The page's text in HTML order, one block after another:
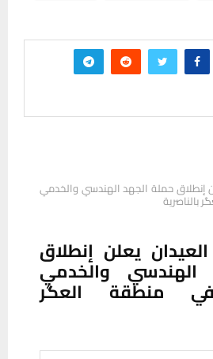
إنطلاق حملة الجهد الهندسي والخدمي
بالناصرية
العيدان يعلن إنطلاق
الهندسي والخدمي
منطقة العگر